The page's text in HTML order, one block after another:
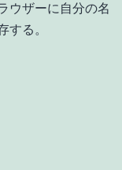
ウザーに自分の名
する。